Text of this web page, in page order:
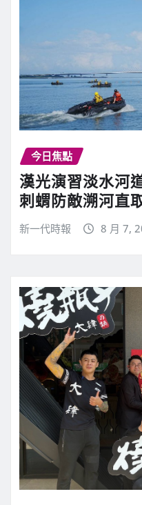
今日焦點
漢光演習淡水河
刺蝟防敵溯河直
新一代時報 8 月 7,